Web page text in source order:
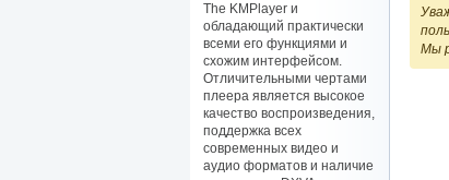
Мы
The KMPlayer и
обладающий практически
всеми его функциями и
схожим интерфейсом.
Отличительными чертами
плеера является высокое
качество воспроизведения,
поддержка всех
современных видео и
аудио форматов и наличие